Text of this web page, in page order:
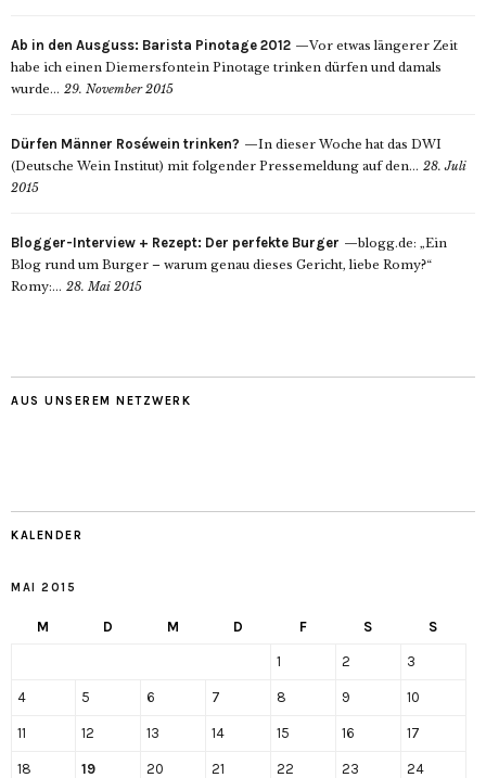
Ab in den Ausguss: Barista Pinotage 2012
Vor etwas längerer Zeit
habe ich einen Diemersfontein Pinotage trinken dürfen und damals
wurde... 29. November 2015
Dürfen Männer Roséwein trinken?
In dieser Woche hat das DWI
(Deutsche Wein Institut) mit folgender Pressemeldung auf den... 28. Juli
2015
Blogger-Interview + Rezept: Der perfekte Burger
blogg.de: „Ein
Blog rund um Burger – warum genau dieses Gericht, liebe Romy?“
Romy:... 28. Mai 2015
AUS UNSEREM NETZWERK
KALENDER
MAI 2015
M D M D F S S
1 2 3
4 5 6 7 8 9 10
11 12 13 14 15 16 17
18 19 20 21 22 23 24